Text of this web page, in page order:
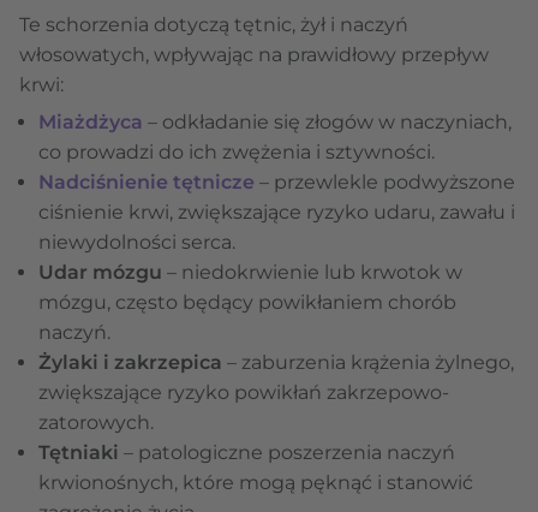
Te schorzenia dotyczą tętnic, żył i naczyń
włosowatych, wpływając na prawidłowy przepływ
krwi:
Miażdżyca – odkładanie się złogów w naczyniach,
co prowadzi do ich zwężenia i sztywności.
Nadciśnienie tętnicze – przewlekle podwyższone
ciśnienie krwi, zwiększające ryzyko udaru, zawału i
niewydolności serca.
Udar mózgu – niedokrwienie lub krwotok w
mózgu, często będący powikłaniem chorób
naczyń.
Żylaki i zakrzepica – zaburzenia krążenia żylnego,
zwiększające ryzyko powikłań zakrzepowo-
zatorowych.
Tętniaki – patologiczne poszerzenia naczyń
krwionośnych, które mogą pęknąć i stanowić